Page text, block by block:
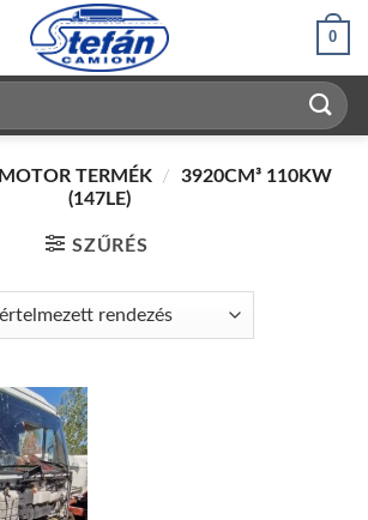
0
MOTOR TERMÉK /
3920CM³ 110KW
(147LE)
SZŰRÉS